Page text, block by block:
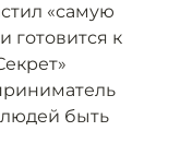
«самую
готовится к
быть